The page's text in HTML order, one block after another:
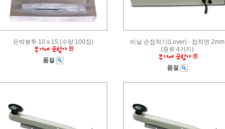
은박봉투 10 x 15 (수량:100장)
품절
비닐 손접착기(Lover) - 접착면 2mm
(종류:4가지)
품절